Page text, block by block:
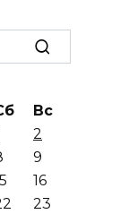
Вс
2
9
16
23